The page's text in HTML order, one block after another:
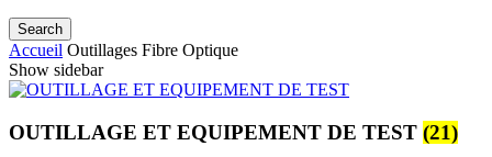
Search
Accueil Outillages Fibre Optique
Show sidebar
OUTILLAGE ET EQUIPEMENT DE TEST (21)